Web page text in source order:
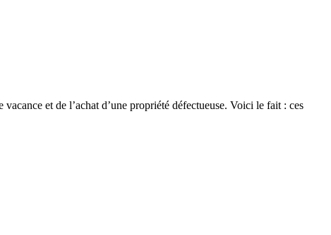
et de l’achat d’une propriété défectueuse. Voici le fait : ces